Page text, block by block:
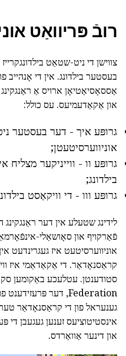
רובֿ פּריוואַט
צווישן די ניט-שטאַט
אַססאָסיאַטיאָן ארויס אַ ראַנגקינג
און אַקאַדעמיעס. עס כולל:
גרופּע איך - דער בעסטער
אוניווערסיטעטן;
גרופּע וו - ווייניקער מצליח
בילדונג;
גרופּע ווו - די וויקאַסט
לידינג שטעלע אין דער
פֿאַרקויף און סאָושאַלי-
קראַסנאָדאַר. די אַקאַדאַמי איז
סטודענטן. עטלעכע באַקומען
גענעראל פון די קראַסנאָדאַר
אינסטיטוציעס זענען געגעבן
און דינער אַוואַרדס.